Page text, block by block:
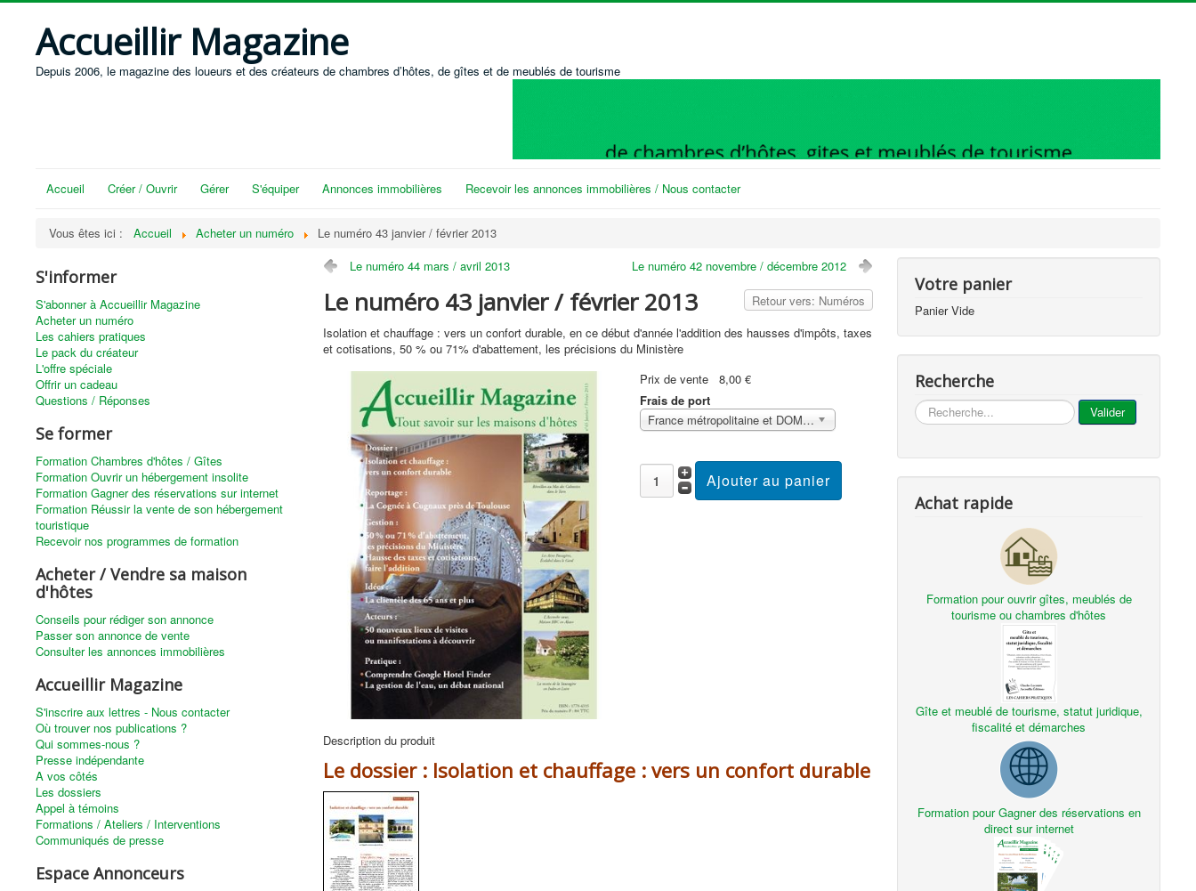
Accueillir Magazine
Depuis 2006, le magazine des loueurs et des créateurs de chambres d’hôtes, de gîtes et de meublés de tourisme
Accueil Créer / Ouvrir Gérer S'équiper Annonces immobilières Recevoir les annonces immobilières / Nous contacter
Vous êtes ici : Accueil Acheter un numéro Le numéro 43 janvier / février 2013
S'informer
S'abonner à Accueillir Magazine
Acheter un numéro
Les cahiers pratiques
Le pack du créateur
L'offre spéciale
Offrir un cadeau
Questions / Réponses
Se former
Formation Chambres d'hôtes / Gîtes
Formation Ouvrir un hébergement insolite
Formation Gagner des réservations sur internet
Formation Réussir la vente de son hébergement
touristique
Recevoir nos programmes de formation
Acheter / Vendre sa maison
d'hôtes
Conseils pour rédiger son annonce
Passer son annonce de vente
Consulter les annonces immobilières
Accueillir Magazine
S'inscrire aux lettres - Nous contacter
Où trouver nos publications ?
Qui sommes-nous ?
Presse indépendante
A vos côtés
Les dossiers
Appel à témoins
Formations / Ateliers / Interventions
Communiqués de presse
Espace Annonceurs
Le numéro 44 mars / avril 2013 Le numéro 42 novembre / décembre 2012
Retour vers: Numéros
Le numéro 43 janvier / février 2013
Isolation et chauffage : vers un confort durable, en ce début d'année l'addition des hausses d'impôts, taxes
et cotisations, 50 % ou 71% d'abattement, les précisions du Ministère
Prix ​​de vente
8,00 €
Frais de port
France métropolitaine et DOM Sans surcoût
Description du produit
Le dossier : Isolation et chauffage : vers un confort durable
Votre panier
Panier Vide
Recherche
... Valider
Achat rapide
Formation pour ouvrir gîtes, meublés de
tourisme ou chambres d'hôtes
Gîte et meublé de tourisme, statut juridique,
fiscalité et démarches
Formation pour Gagner des réservations en
direct sur internet